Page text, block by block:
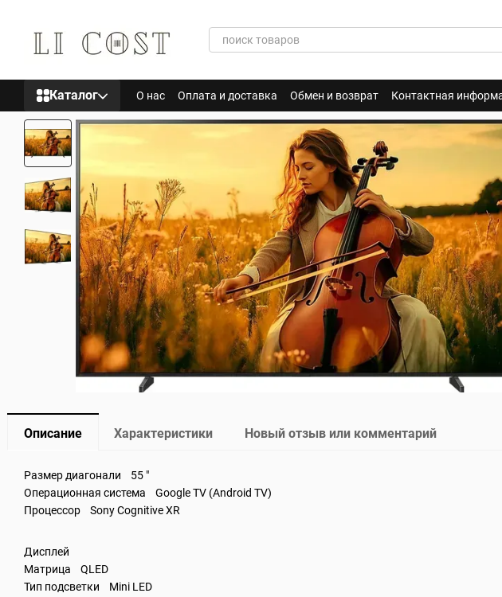
Каталог О нас Оплата и доставка Обмен и возврат Контактная
Описание Характеристики Новый отзыв или комментарий
Размер диагонали 55 "
Операционная система Google TV (Android TV)
Процессор Sony Cognitive XR
Дисплей
Матрица QLED
Тип подсветки Mini LED